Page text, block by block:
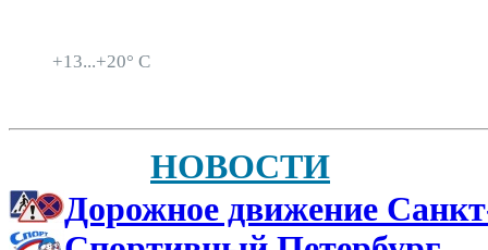
+13...+20° C
НОВОСТИ
Дорожное движение